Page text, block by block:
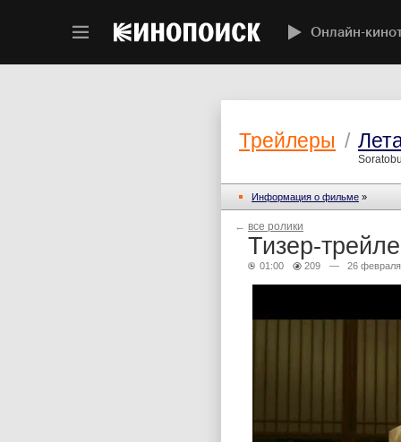
Онлайн-
Трейлеры /
Информация о фильме »
← все ролики
Тизер-
01:00 209 — 26 февраля